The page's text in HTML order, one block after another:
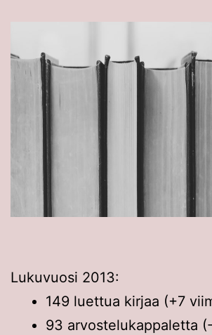
Lukuvuosi 2013:
149 luettua kirjaa (+7
93 arvostelukappaletta